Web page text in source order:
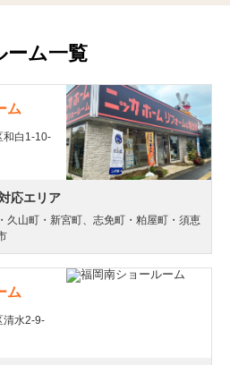
ーム一覧
ム
和白1-10-
応エリア
久山町・新宮町、志免町・粕屋町・須恵
ム
清水2-9-